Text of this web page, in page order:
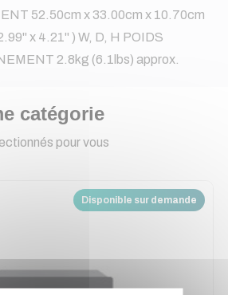
52.50cm x 33.00cm x 10.70cm
x 4.21" ) W, D, H POIDS
2.8kg (6.1lbs) approx.
catégorie
pour vous
Disponible sur demande